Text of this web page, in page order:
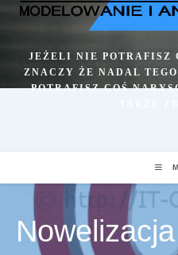
JEŻELI NIE POTRAFISZ
ZNACZY ŻE NADAL
POTRAFISZ COŚ